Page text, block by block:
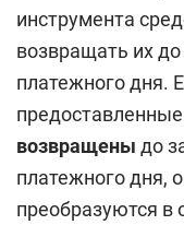
инструмента
возвращать их
платежного дня.
возвращены до
платежного дня,
преобразуются в